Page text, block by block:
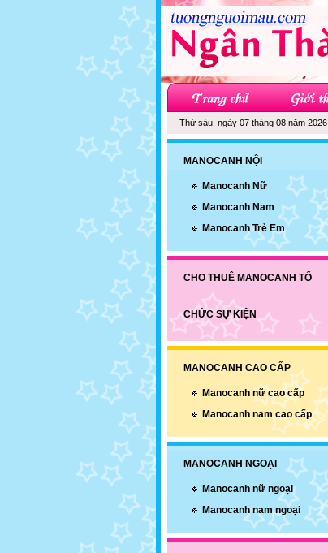
Thứ sáu, ngày 07 tháng 08 năm 2026
MANOCANH NỘI
Manocanh Nữ
Manocanh Nam
Manocanh Trẻ Em
CHO THUÊ MANOCANH TỔ
CHỨC SỰ KIỆN
MANOCANH CAO CẤP
Manocanh nữ cao cấp
Manocanh nam cao cấp
MANOCANH NGOẠI
Manocanh nữ ngoại
Manocanh nam ngoại